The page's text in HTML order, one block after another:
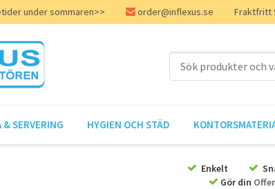
under sommaren>> order@inflexus.se Fraktfritt
SERVERING HYGIEN OCH STÄD
Enkelt
Gör din